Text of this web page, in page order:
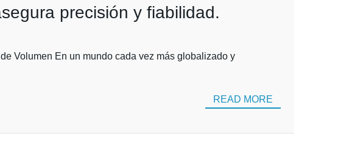
precisión y fiabilidad.
Volumen En un mundo cada vez más globalizado y
READ MORE